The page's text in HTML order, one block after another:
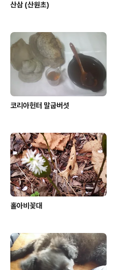
산삼 (산원초)
코리아헌터 말굽버섯
홀아비꽃대